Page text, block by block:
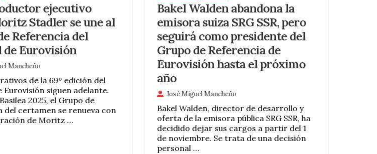
ejecutivo
Stadler se une al
Referencia del
de Eurovisión
Mancheño
de la 69º edición del
Eurovisión siguen adelante.
2025, el Grupo de
del certamen se renueva con
de Moritz …
Bakel Walden abandona la
emisora suiza SRG SSR, pero
seguirá como presidente del
Grupo de Referencia de
Eurovisión hasta el próximo
año
José Miguel Mancheño
Bakel Walden, director de desarrollo y
oferta de la emisora pública SRG SSR, ha
decidido dejar sus cargos a partir del 1
de noviembre. Se trata de una decisión
personal …